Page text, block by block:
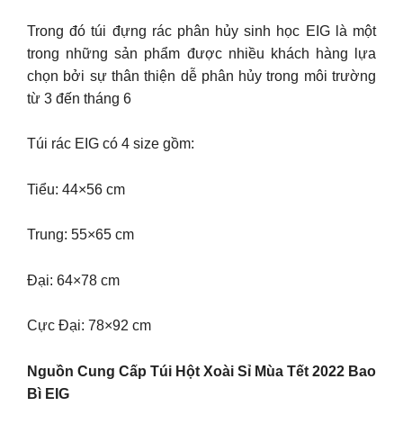
Trong đó túi đựng rác phân hủy sinh học EIG là một
trong những sản phẩm được nhiều khách hàng lựa
chọn bởi sự thân thiện dễ phân hủy trong môi trường
từ 3 đến tháng 6
Túi rác EIG có 4 size gồm:
Tiểu: 44×56 cm
Trung: 55×65 cm
Đại: 64×78 cm
Cực Đại: 78×92 cm
Nguồn Cung Cấp Túi Hột Xoài Sỉ Mùa Tết 2022 Bao
Bì EIG